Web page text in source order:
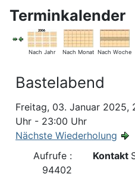
Terminkalender
Nach Jahr Nach Monat Nach Woche
Bastelabend
Freitag, 03. Januar 2025,
Uhr - 23:00 Uhr
Nächste Wiederholung
Aufrufe :
94402
Kontakt